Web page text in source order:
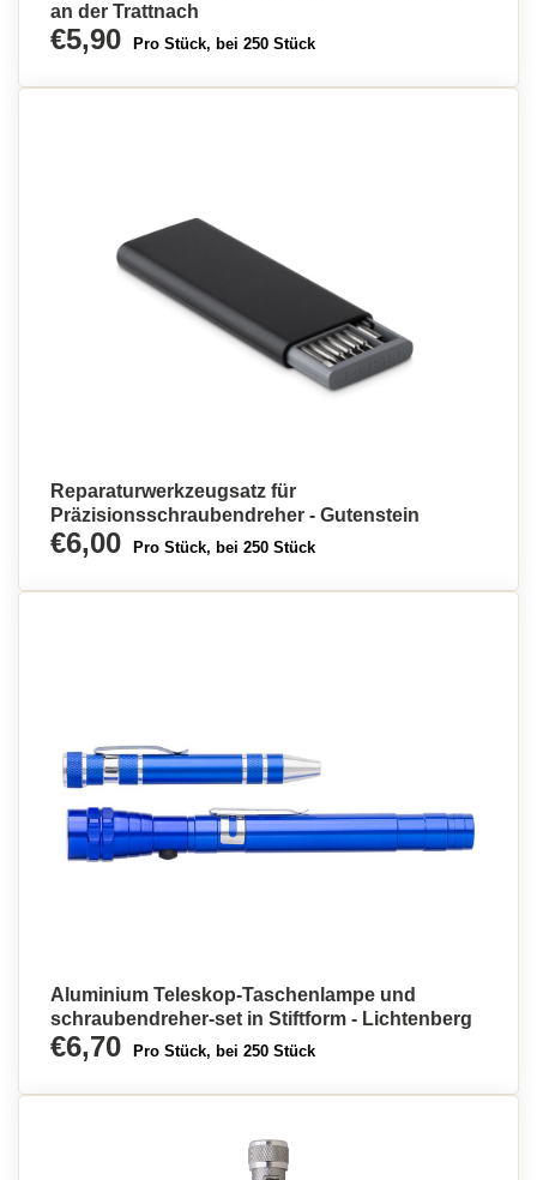
an der Trattnach
€5,90 Pro Stück, bei 250 Stück
Reparaturwerkzeugsatz für
Präzisionsschraubendreher - Gutenstein
€6,00 Pro Stück, bei 250 Stück
Aluminium Teleskop-Taschenlampe und
schraubendreher-set in Stiftform - Lichtenberg
€6,70 Pro Stück, bei 250 Stück